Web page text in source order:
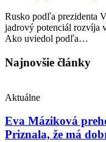
Rusko podľa prezidenta
jadrový potenciál rozvíja
Ako uviedol podľa…
Najnovšie články
Aktuálne
Eva Máziková
Priznala, že má